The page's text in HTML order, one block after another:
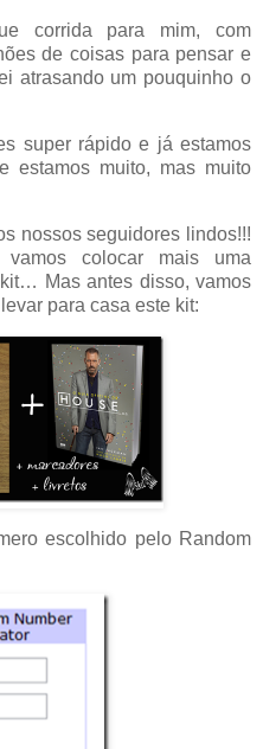
corrida para mim, com
de coisas para pensar e
atrasando um pouquinho o
super rápido e já estamos
estamos muito, mas muito
nossos seguidores lindos!!!
colocar mais uma
Mas antes disso, vamos
para casa este kit:
escolhido pelo Random